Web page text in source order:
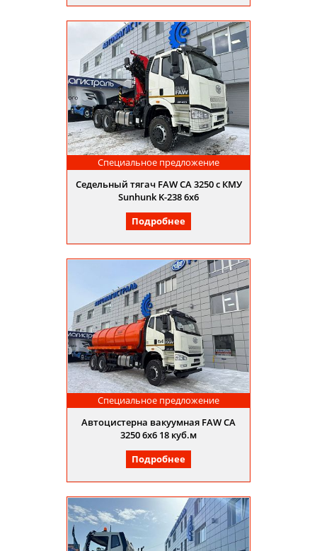
Специальное предложение
Седельный тягач FAW CA 3250 c КМУ
Sunhunk K-238 6х6
Подробнее
Специальное предложение
Автоцистерна вакуумная FAW CA
3250 6х6 18 куб.м
Подробнее